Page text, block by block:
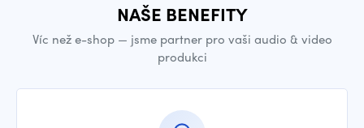
NAŠE BENEFITY
Víc než e-shop — jsme partner pro vaši audio & video
produkci